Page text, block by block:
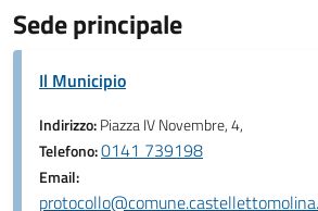
Sede principale
Il Municipio
Indirizzo:Piazza IV Novembre, 4,
Telefono:0141 739198
Email: